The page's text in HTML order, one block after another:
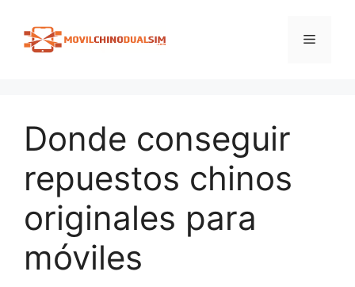
contenido
Menú
Donde conseguir
repuestos chinos
originales para
móviles